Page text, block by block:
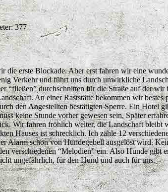
377
die erste Blockade. Aber erst fahren wir eine
Verkehr und führt uns durch unwirkliche
“fließen” durchschnitten für die Straße auf der
An einer Raststätte bekommen wir
den Angestellten bestätigten Sperre. Ein Hotel
keine Stunde vorher gewesen sein. Später
Wir fahren fröhlich weiter, die Landschaft bleibt
Hauses ist schrecklich. Ich zähle 12
Alarm schon von Hundegebell ausgelöst wird.
verschiedenen “Melodien” ein. Also Hunde gibt
ungefährlich, für den Hund und auch für uns.